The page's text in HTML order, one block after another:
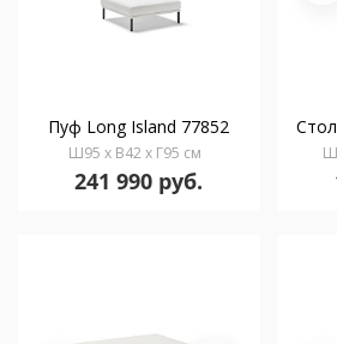
Пуф Long Island 77852
Ш95 x В42 x Г95 см
241 990 руб.